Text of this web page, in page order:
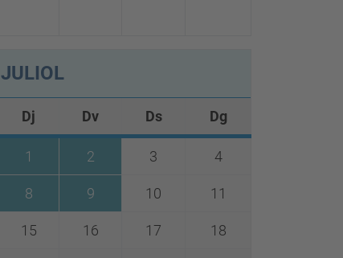
JULIOL
Dj Dv Ds Dg
1 2 3 4
8 9 10 11
15 16 17 18